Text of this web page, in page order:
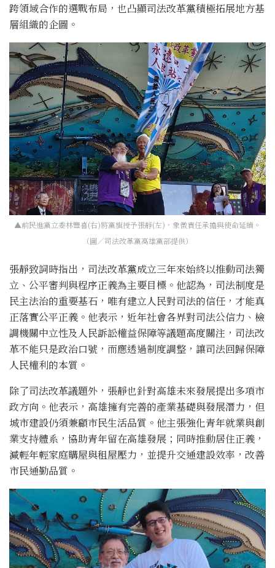
跨領域合作的選戰布局，也凸顯司法改革黨積極拓展地方基
層組織的企圖。
▲前民進黨立委林豐喜(右)將黨旗授予張靜(左)，象徵責任承擔與使命延續。
（圖／司法改革黨高雄黨部提供）
張靜致詞時指出，司法改革黨成立三年來始終以推動司法獨
立、公平審判與程序正義為主要目標。他認為，司法制度是
民主法治的重要基石，唯有建立人民對司法的信任，才能真
正落實公平正義。他表示，近年社會各界對司法公信力、檢
調機關中立性及人民訴訟權益保障等議題高度關注，司法改
革不能只是政治口號，而應透過制度調整，讓司法回歸保障
人民權利的本質。
除了司法改革議題外，張靜也針對高雄未來發展提出多項市
政方向。他表示，高雄擁有完善的產業基礎與發展潛力，但
城市建設仍須兼顧市民生活品質。他主張強化青年就業與創
業支持體系，協助青年留在高雄發展；同時推動居住正義，
減輕年輕家庭購屋與租屋壓力，並提升交通建設效率，改善
市民通勤品質。